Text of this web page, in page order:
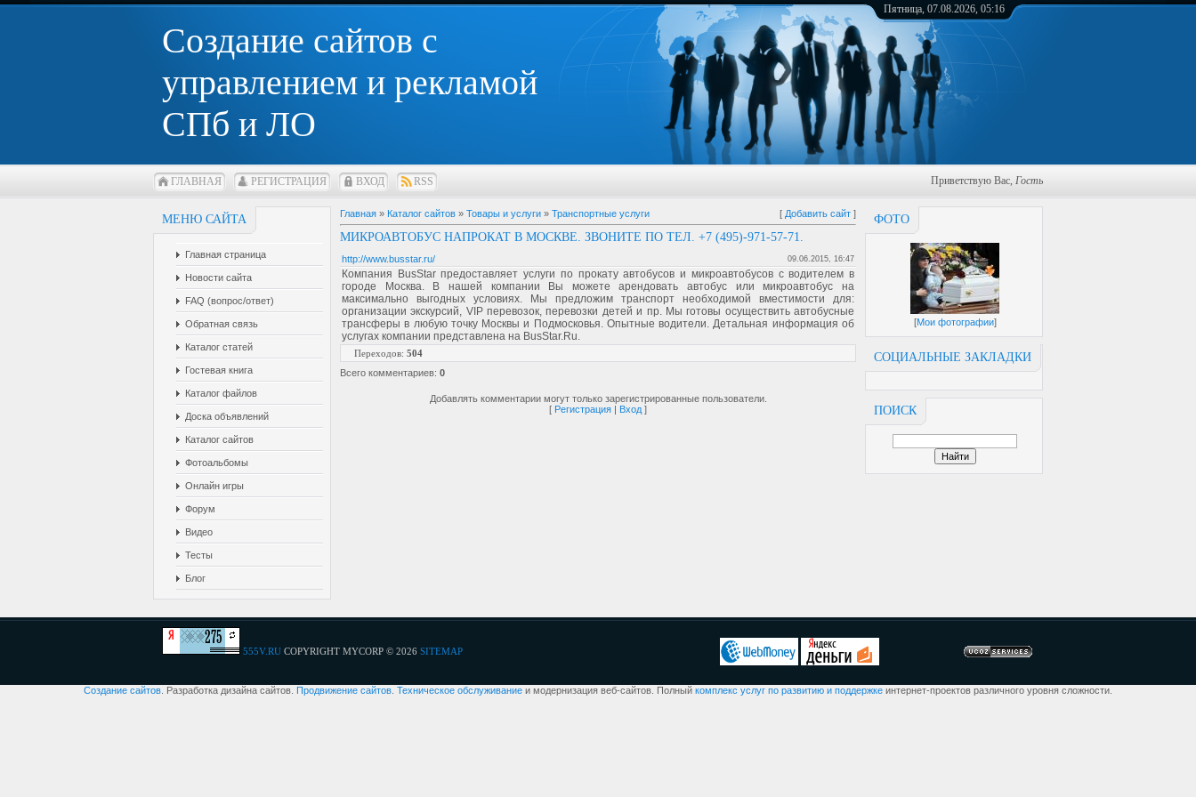
Создание сайтов с
управлением и рекламой
СПб и ЛО
Пятница, 07.08.2026, 05:16
ГЛАВНАЯ РЕГИСТРАЦИЯ ВХОД RSS Приветствую Вас, Гость
МЕНЮ САЙТА
Главная страница
Новости сайта
FAQ (вопрос/ответ)
Обратная связь
Каталог статей
Гостевая книга
Каталог файлов
Доска объявлений
Каталог сайтов
Фотоальбомы
Онлайн игры
Форум
Видео
Тесты
Блог
ФОТО
[Мои фотографии]
СОЦИАЛЬНЫЕ ЗАКЛАДКИ
ПОИСК
Главная » Каталог сайтов » Товары и услуги » Транспортные услуги [ Добавить сайт ]
МИКРОАВТОБУС НАПРОКАТ В МОСКВЕ. ЗВОНИТЕ ПО ТЕЛ. +7 (495)-971-57-71.
http://www.busstar.ru/ 09.06.2015, 16:47
Компания BusStar предоставляет услуги по прокату автобусов и микроавтобусов с водителем в
городе Москва. В нашей компании Вы можете арендовать автобус или микроавтобус на
максимально выгодных условиях. Мы предложим транспорт необходимой вместимости для:
организации экскурсий, VIP перевозок, перевозки детей и пр. Мы готовы осуществить автобусные
трансферы в любую точку Москвы и Подмосковья. Опытные водители. Детальная информация об
услугах компании представлена на BusStar.Ru.
Переходов: 504
Всего комментариев: 0
Добавлять комментарии могут только зарегистрированные пользователи.
[ Регистрация | Вход ]
555V.RU COPYRIGHT MYCORP © 2026 SITEMAP
Создание сайтов . Разработка дизайна сайтов. Продвижение сайтов Техническое обслуживание и модернизация веб-сайтов. Полный комплекс услуг по развитию и поддержке интернет-проектов различного уровня сложности.